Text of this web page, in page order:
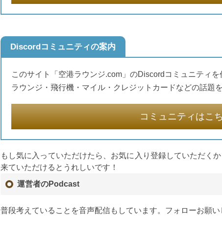
Discordコミュニティの案内
このサイト「空港ラウンジ.com」のDiscordコミュニティを
ラウンジ・飛行機・マイル・クレジットカードなどの話題
コミュニティはこ
もし気に入っていただけたら、お気に入り登録していただくか
来ていただけるとうれしいです！
運営者のPodcast
普段考えていることを音声配信もしています。フォローお願い